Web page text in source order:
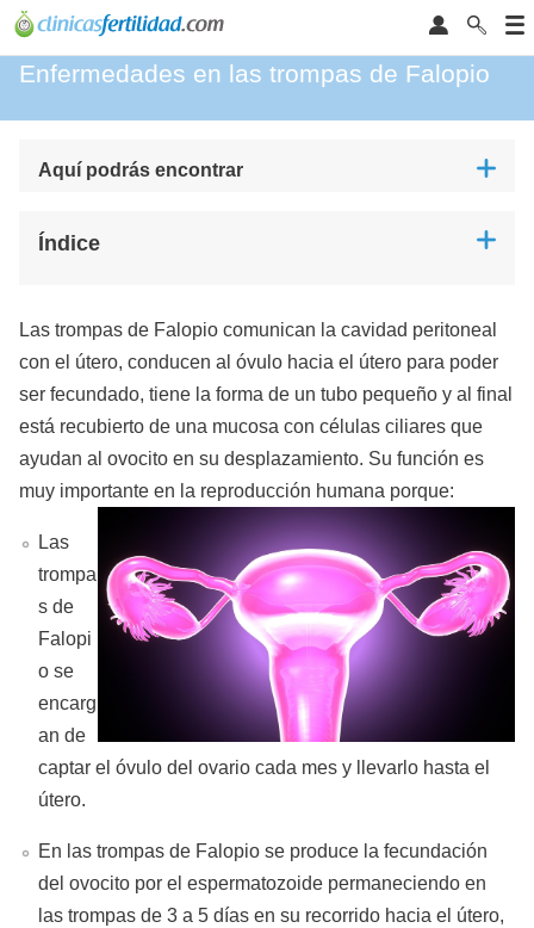
Enfermedades en las trompas de Falopio
Aquí podrás encontrar
Índice
Las trompas de Falopio comunican la cavidad peritoneal
con el útero, conducen al óvulo hacia el útero para poder
ser fecundado, tiene la forma de un tubo pequeño y al final
está recubierto de una mucosa con células ciliares que
ayudan al ovocito en su desplazamiento. Su función es
muy importante en la reproducción humana porque:
Las
trompa
s de
Falopi
o se
encarg
an de
captar el óvulo del ovario cada mes y llevarlo hasta el
útero.
En las trompas de Falopio se produce la fecundación
del ovocito por el espermatozoide permaneciendo en
las trompas de 3 a 5 días en su recorrido hacia el útero,